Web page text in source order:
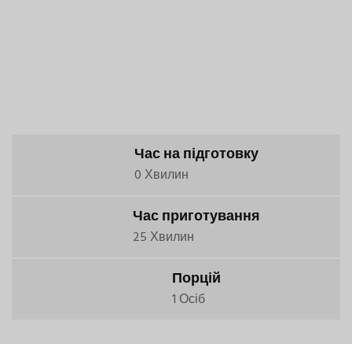
Час на підготовку
0 Хвилин
Час приготування
25 Хвилин
Порцій
1 Осіб